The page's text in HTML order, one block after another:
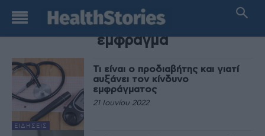
TAG
εμφραγμα
ΕΙΔΉΣΕΙΣ
Τι είναι ο προδιαβήτης και γιατί
αυξάνει τον κίνδυνο
εμφράγματος
21 Ιουνίου 2022